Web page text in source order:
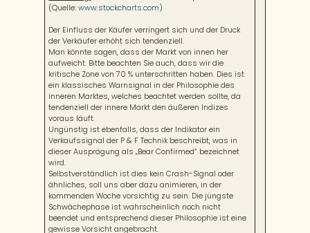
(Quelle:www.stockcharts.com)
Der Einfluss der Käufer verringert sich und der Druck
der Verkäufer erhöht sich tendenziell.
Man könnte sagen, dass der Markt von innen her
aufweicht. Bitte beachten Sie auch, dass wir die
kritische Zone von 70 % unterschritten haben. Dies ist
ein klassisches Warnsignal in der Philosophie des
inneren Marktes, welches beachtet werden sollte, da
tendenziell der innere Markt den äußeren Indizes
voraus läuft.
Ungünstig ist ebenfalls, dass der Indikator ein
Verkaufssignal der P & F Technik beschreibt, was in
dieser Ausprägung als „Bear Confirmed“ bezeichnet
wird.
Selbstverständlich ist dies kein Crash-Signal oder
ähnliches, soll uns aber dazu animieren, in der
kommenden Woche vorsichtig zu sein. Die jüngste
Schwächephase ist wahrscheinlich noch nicht
beendet und entsprechend dieser Philosophie ist eine
gewisse Vorsicht angebracht.